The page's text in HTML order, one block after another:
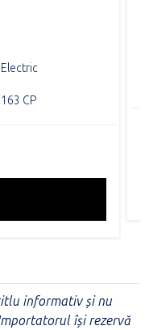
Electric
163 CP
informativ și nu
își rezervă